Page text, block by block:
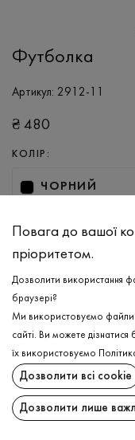
Футболка
Артикул: 2912-11
₴ 480
КОЛІР:
ЧОРНИЙ
XS
Футболка
ОПИС
Повага до вашої
пріоритетом.
Дозволити використання
браузері?
Ми використовуємо
сайті. Ви можете
їх використовуємо
Дозволити всі cookie
Дозволити лише